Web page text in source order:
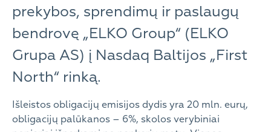
prekybos, sprendimų ir paslaugų
bendrovę „ELKO Group“ (ELKO
Grupa AS) į Nasdaq Baltijos „First
North“ rinką.
Išleistos obligacijų emisijos dydis yra 20 mln. eurų,
obligacijų palūkanos – 6%, skolos verybiniai